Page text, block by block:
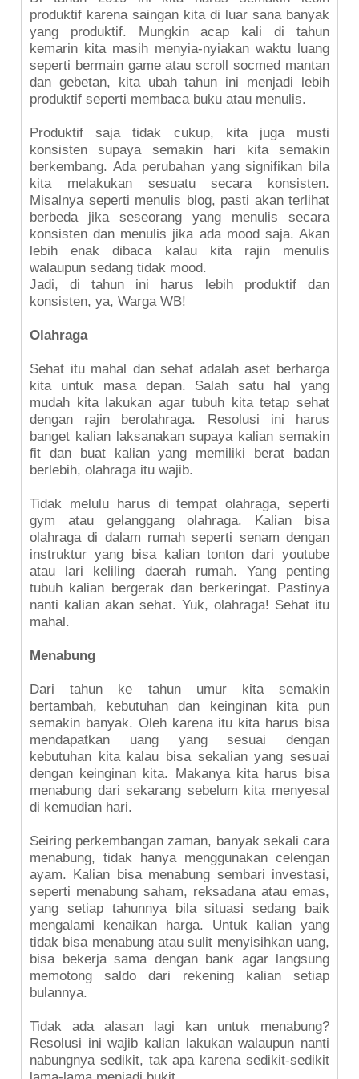
produktif karena saingan kita di luar sana banyak
yang produktif. Mungkin acap kali di tahun
kemarin kita masih menyia-nyiakan waktu luang
seperti bermain game atau scroll socmed mantan
dan gebetan, kita ubah tahun ini menjadi lebih
produktif seperti membaca buku atau menulis.
Produktif saja tidak cukup, kita juga musti
konsisten supaya semakin hari kita semakin
berkembang. Ada perubahan yang signifikan bila
kita melakukan sesuatu secara konsisten.
Misalnya seperti menulis blog, pasti akan terlihat
berbeda jika seseorang yang menulis secara
konsisten dan menulis jika ada mood saja. Akan
lebih enak dibaca kalau kita rajin menulis
walaupun sedang tidak mood.
Jadi, di tahun ini harus lebih produktif dan
konsisten, ya, Warga WB!
Olahraga
Sehat itu mahal dan sehat adalah aset berharga
kita untuk masa depan. Salah satu hal yang
mudah kita lakukan agar tubuh kita tetap sehat
dengan rajin berolahraga. Resolusi ini harus
banget kalian laksanakan supaya kalian semakin
fit dan buat kalian yang memiliki berat badan
berlebih, olahraga itu wajib.
Tidak melulu harus di tempat olahraga, seperti
gym atau gelanggang olahraga. Kalian bisa
olahraga di dalam rumah seperti senam dengan
instruktur yang bisa kalian tonton dari youtube
atau lari keliling daerah rumah. Yang penting
tubuh kalian bergerak dan berkeringat. Pastinya
nanti kalian akan sehat. Yuk, olahraga! Sehat itu
mahal.
Menabung
Dari tahun ke tahun umur kita semakin
bertambah, kebutuhan dan keinginan kita pun
semakin banyak. Oleh karena itu kita harus bisa
mendapatkan uang yang sesuai dengan
kebutuhan kita kalau bisa sekalian yang sesuai
dengan keinginan kita. Makanya kita harus bisa
menabung dari sekarang sebelum kita menyesal
di kemudian hari.
Seiring perkembangan zaman, banyak sekali cara
menabung, tidak hanya menggunakan celengan
ayam. Kalian bisa menabung sembari investasi,
seperti menabung saham, reksadana atau emas,
yang setiap tahunnya bila situasi sedang baik
mengalami kenaikan harga. Untuk kalian yang
tidak bisa menabung atau sulit menyisihkan uang,
bisa bekerja sama dengan bank agar langsung
memotong saldo dari rekening kalian setiap
bulannya.
Tidak ada alasan lagi kan untuk menabung?
Resolusi ini wajib kalian lakukan walaupun nanti
nabungnya sedikit, tak apa karena sedikit-sedikit